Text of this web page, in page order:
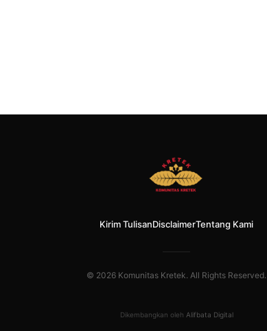
Kirim TulisanDisclaimerTentang Kami
© 2026 Komunitas Kretek. All Rights Reserved.
Dikembangkan oleh Alifbata Digital